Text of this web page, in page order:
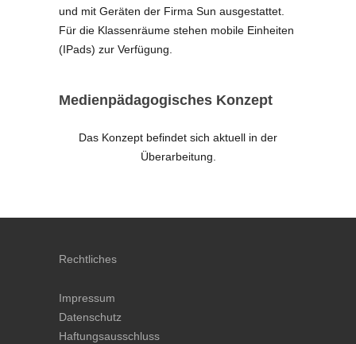
und mit Geräten der Firma Sun ausgestattet.
Für die Klassenräume stehen mobile Einheiten
(IPads) zur Verfügung.
Medienpädagogisches Konzept
Das Konzept befindet sich aktuell in der
Überarbeitung.
Rechtliches
Impressum
Datenschutz
Haftungsausschluss